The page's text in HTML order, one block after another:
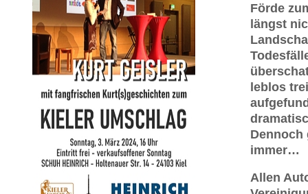
Förde
längst
leblos
Dennoch
immer…
Allen